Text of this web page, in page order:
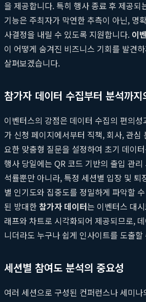
을 제공합니다. 특히 행사 종료 후 제공되
기능은 주최자가 막연한 추측이 아닌, 명
사결정을 내릴 수 있도록 지원합니다. 이
이 어떻게 숨겨진 비즈니스 기회를 발견
살펴보겠습니다.
참가자 데이터 수집부터 분석까
이벤터스의 강점은 데이터 수집의 편의
가 신청 페이지에서부터 직책, 회사, 관심
요한 맞춤형 질문을 설정하여 초기 데이
행사 당일에는 QR 코드 기반의 출입 관
석률뿐만 아니라, 특정 세션별 입장 및 퇴
별 인기도와 집중도를 정밀하게 파악할
된 방대한참가자 데이터는 이벤터스 대
래프와 차트로 시각화되어 제공되므로,
니더라도 누구나 쉽게 인사이트를 도출할
세션별 참여도 분석의 중요성
여러 세션으로 구성된 컨퍼런스나 세미